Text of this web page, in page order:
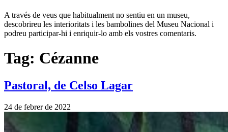
A través de veus que habitualment no sentiu en un museu,
descobrireu les interioritats i les bambolines del Museu Nacional i
podreu participar-hi i enriquir-lo amb els vostres comentaris.
Tag: Cézanne
Pastoral, de Celso Lagar
24 de febrer de 2022